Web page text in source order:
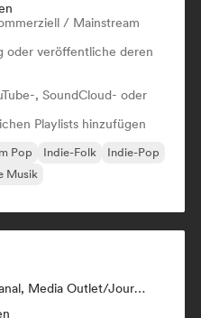
/ Mainstream
oder veröffentliche deren
, SoundCloud- oder
Playlists hinzufügen
Pop Indie-Folk
Indie-Pop
Musik
YouTube/Twitch -Kanal, Media Outlet/Journalist